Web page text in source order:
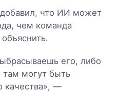
что ИИ может
чем команда
его, либо
там могут быть
качества», —